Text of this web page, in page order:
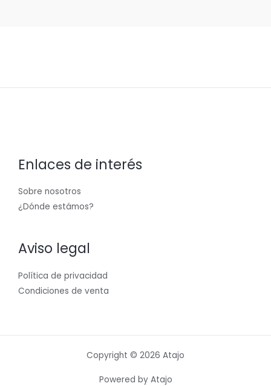
Enlaces de interés
Sobre nosotros
¿Dónde estámos?
Aviso legal
Política de privacidad
Condiciones de venta
Copyright © 2026 Atajo
Powered by Atajo